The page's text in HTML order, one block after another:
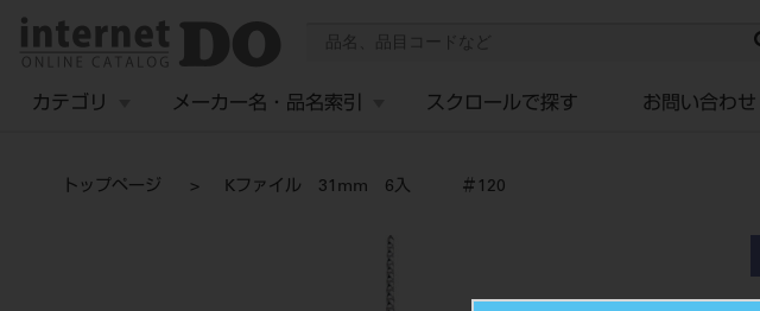
カテゴリ メーカー名・品名索引 スクロールで探す お問い合わせ
トップページ Kファイル 31mm 6入 ＃120